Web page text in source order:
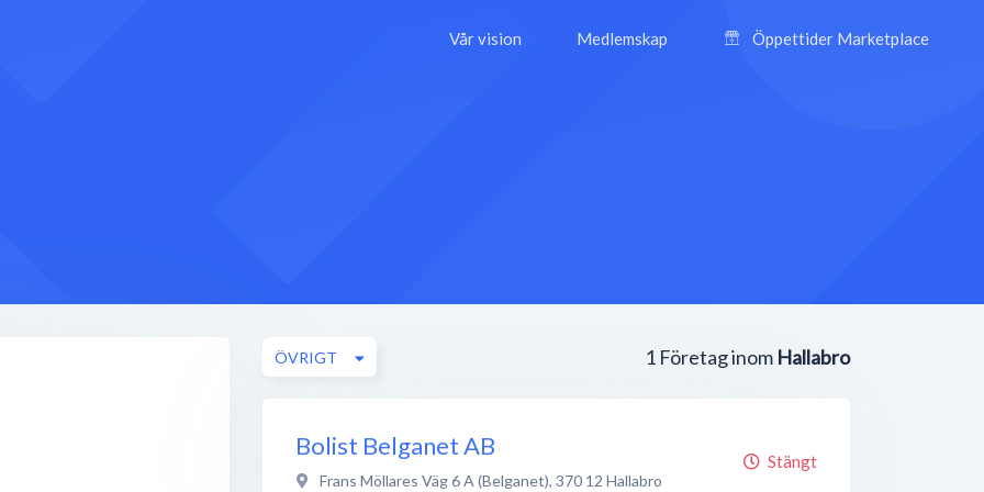
Vår vision Medlemskap Öppettider Marketplace
1 Företag inom Hallabro
ÖVRIGT
Bolist Belganet AB
Frans Möllares Väg 6 A (Belganet), 370 12 Hallabro
Stängt